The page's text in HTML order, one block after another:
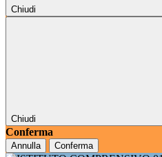
Chiudi
Chiudi
Conferma
Annulla Conferma